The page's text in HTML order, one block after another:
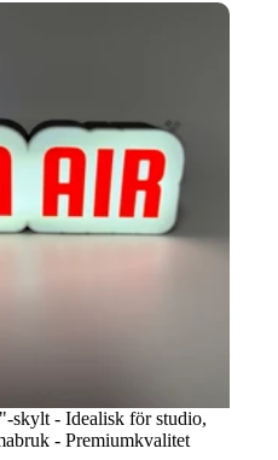
- Idealisk för studio,
- Premiumkvalitet